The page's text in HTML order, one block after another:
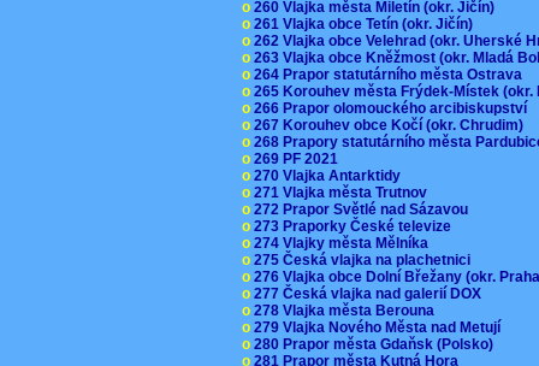
o 260 Vlajka města Miletín (okr. Jičín)
o 261 Vlajka obce Tetín (okr. Jičín)
o 262 Vlajka obce Velehrad (okr. Uherské
o 263 Vlajka obce Kněžmost (okr. Mladá
o 264 Prapor statutárního města Ostrava
o 265 Korouhev města Frýdek-Místek
o 266 Prapor olomouckého arcibiskupství
o 267 Korouhev obce Kočí (okr. Chrudim)
o 268 Prapory statutárního města
o 269 PF 2021
o 270 Vlajka Antarktidy
o 271 Vlajka města Trutnov
o 272 Prapor Světlé nad Sázavou
o 273 Praporky České televize
o 274 Vlajky města Mělníka
o 275 Česká vlajka na plachetnici
o 276 Vlajka obce Dolní Břežany (okr.
o 277 Česká vlajka nad galerií DOX
o 278 Vlajka města Berouna
o 279 Vlajka Nového Města nad Metují
o 280 Prapor města Gdaňsk (Polsko)
o 281 Prapor města Kutná Hora